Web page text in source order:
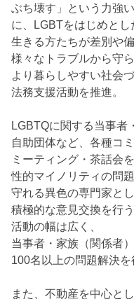
ぶち壊す」という力強
に、LGBTをはじめとし
生きる方たちが差別や
様々なトラブルから守ら
より暮らしやすい社会
法務支援活動を推進。
LGBTQに関する当事者
自助団体など、各種コ
ミーティング・茶話会を
性的マイノリティの問
守れる異色の専門家と
積極的な意見交換を行
活動の幅は広く、
当事者・家族（関係者
100名以上の問題解決を
また、不動産を中心と